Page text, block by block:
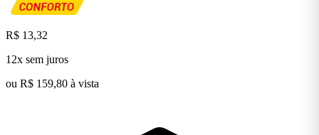
R$ 13,32
12x sem juros
ou R$ 159,80 à vista